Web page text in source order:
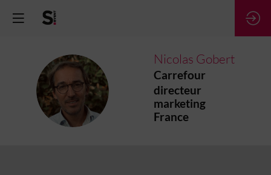
NG
Nicolas Gobert
Carrefour
directeur
marketing
France